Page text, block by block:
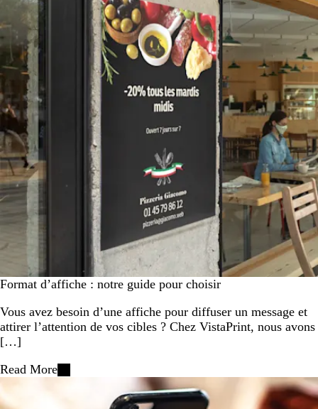
Format d’affiche : notre guide pour choisir
Vous avez besoin d’une affiche pour diffuser un message et
attirer l’attention de vos cibles ? Chez VistaPrint, nous avons
[…]
Read More